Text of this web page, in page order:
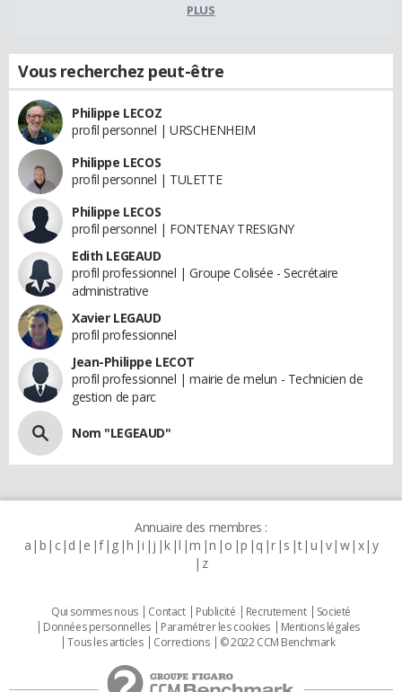
PLUS
Vous recherchez peut-être
Philippe LECOZ
profil personnel | URSCHENHEIM
Philippe LECOS
profil personnel | TULETTE
Philippe LECOS
profil personnel | FONTENAY TRESIGNY
Edith LEGEAUD
profil professionnel | Groupe Colisée - Secrétaire
administrative
Xavier LEGAUD
profil professionnel
Jean-Philippe LECOT
profil professionnel | mairie de melun - Technicien de
gestion de parc
Nom "LEGEAUD"
Annuaire des membres :
a b c d e f g h i j k l m n o p q r s t u v w x y
z
Qui sommes nous Contact Publicité Recrutement
Societé
Données personnelles
Paramétrer les cookies
Mentions légales
Tous les articles
Corrections © 2022 CCM Benchmark